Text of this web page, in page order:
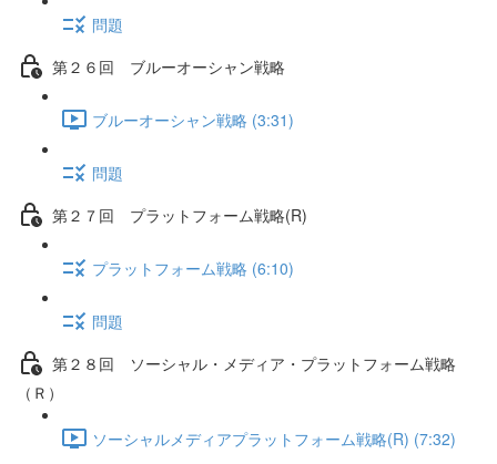
問題
第２６回 ブルーオーシャン戦略
ブルーオーシャン戦略 (3:31)
問題
第２７回 プラットフォーム戦略(R)
プラットフォーム戦略 (6:10)
問題
第２８回 ソーシャル・メディア・プラットフォーム戦略
（Ｒ）
ソーシャルメディアプラットフォーム戦略(R) (7:32)